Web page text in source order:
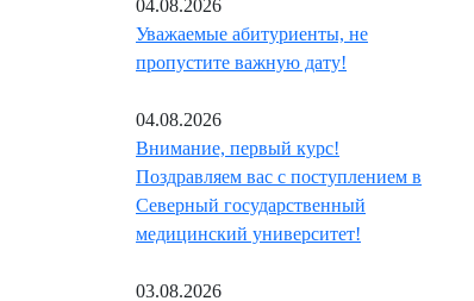
04.08.2026
Уважаемые абитуриенты, не
пропустите важную дату!
04.08.2026
Внимание, первый курс!
Поздравляем вас с поступлением в
Северный государственный
медицинский университет!
03.08.2026